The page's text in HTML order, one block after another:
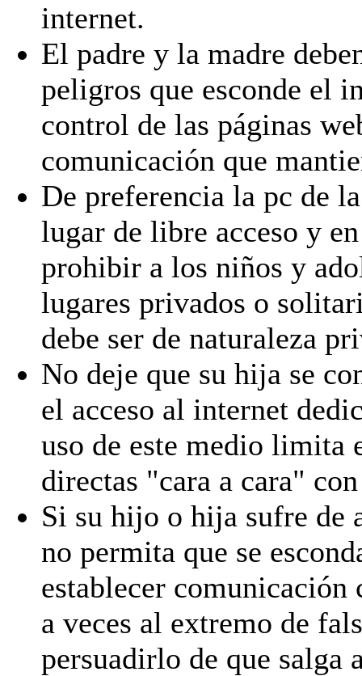
internet.
El padre y la madre
peligros que esconde el
control de las páginas
comunicación que
De preferencia la pc de
lugar de libre acceso y
prohibir a los niños y
lugares privados o
debe ser de naturaleza
No deje que su hija se
el acceso al internet
uso de este medio limita
directas "cara a cara"
Si su hijo o hija sufre de
no permita que se
establecer comunicación
a veces al extremo de
persuadirlo de que salga